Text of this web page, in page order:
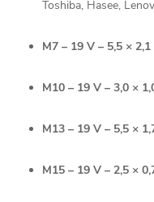
Toshiba, Hasee,
M7 – 19 V – 5,5 ×
M10 – 19 V – 3,0 ×
M13 – 19 V – 5,5 ×
M15 – 19 V – 2,5 ×